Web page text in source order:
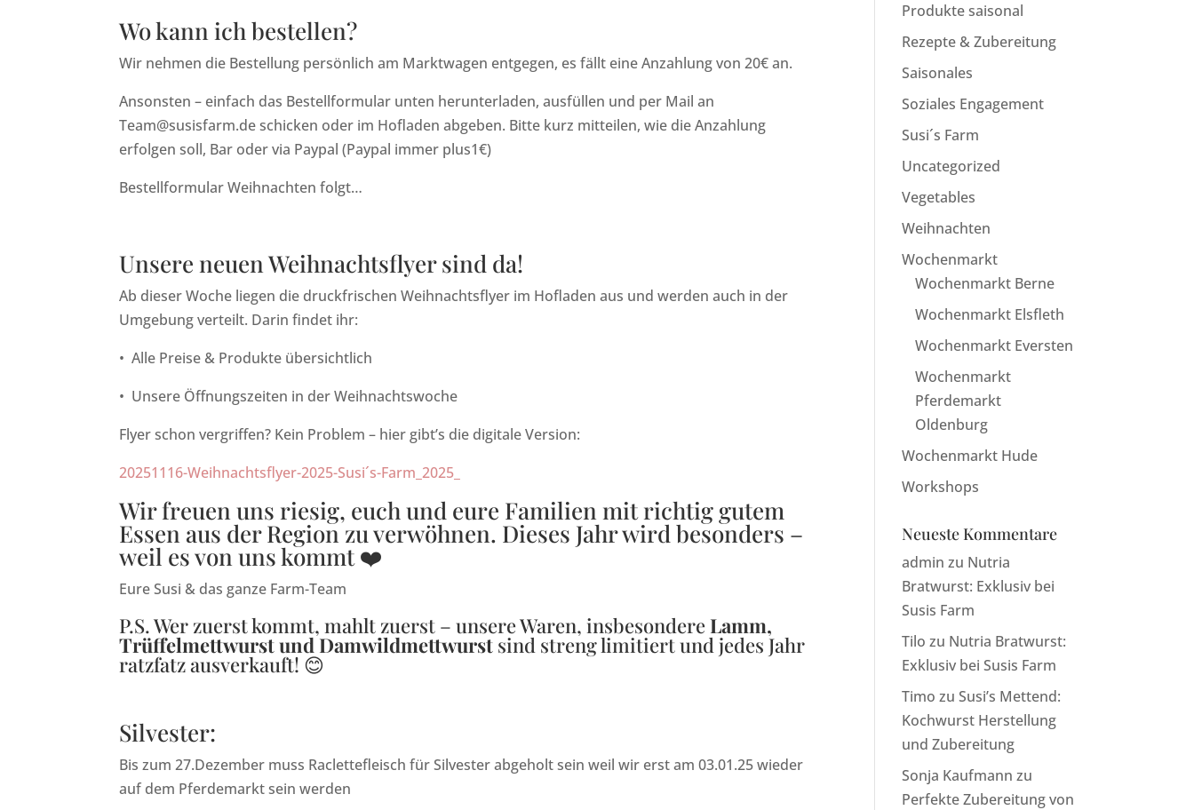
Wo kann ich bestellen?
Wir nehmen die Bestellung persönlich am Marktwagen entgegen, es fällt eine Anzahlung von 20€ an.
Ansonsten – einfach das Bestellformular unten herunterladen, ausfüllen und per Mail an
Team@susisfarm.de schicken oder im Hofladen abgeben. Bitte kurz mitteilen, wie die Anzahlung
erfolgen soll, Bar oder via Paypal (Paypal immer plus1€)
Bestellformular Weihnachten folgt…
Unsere neuen Weihnachtsflyer sind da!
Ab dieser Woche liegen die druckfrischen Weihnachtsflyer im Hofladen aus und werden auch in der
Umgebung verteilt. Darin findet ihr:
• Alle Preise & Produkte übersichtlich
• Unsere Öffnungszeiten in der Weihnachtswoche
Flyer schon vergriffen? Kein Problem – hier gibt’s die digitale Version:
20251116-Weihnachtsflyer-2025-Susi´s-Farm_2025_
Wir freuen uns riesig, euch und eure Familien mit richtig gutem
Essen aus der Region zu verwöhnen. Dieses Jahr wird besonders –
weil es von uns kommt ❤️
Eure Susi & das ganze Farm-Team
P.S. Wer zuerst kommt, mahlt zuerst – unsere Waren, insbesondere Lamm,
Trüffelmettwurst und Damwildmettwurst sind streng limitiert und jedes Jahr
ratzfatz ausverkauft! 😊
Silvester:
Bis zum 27.Dezember muss Raclettefleisch für Silvester abgeholt sein weil wir erst am 03.01.25 wieder
auf dem Pferdemarkt sein werden
Produkte saisonal
Rezepte & Zubereitung
Saisonales
Soziales Engagement
Susi´s Farm
Uncategorized
Vegetables
Weihnachten
Wochenmarkt
Wochenmarkt Berne
Wochenmarkt Elsfleth
Wochenmarkt Eversten
Wochenmarkt
Pferdemarkt
Oldenburg
Wochenmarkt Hude
Workshops
Neueste Kommentare
admin zu Nutria
Bratwurst: Exklusiv bei
Susis Farm
Tilo zu Nutria Bratwurst:
Exklusiv bei Susis Farm
Timo zuSusi’s Mettend:
Kochwurst Herstellung
und Zubereitung
Sonja Kaufmann zu
Perfekte Zubereitung von